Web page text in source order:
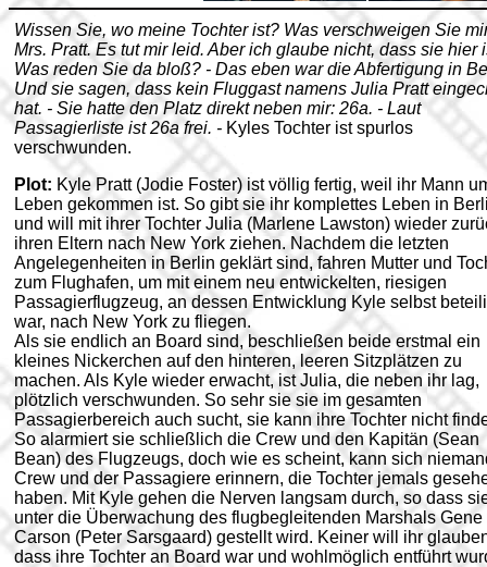
Wissen Sie, wo meine Tochter ist? Was verschweigen Sie
Mrs. Pratt. Es tut mir leid. Aber ich glaube nicht, dass sie hier
Was reden Sie da bloß? - Das eben war die Abfertigung in
Und sie sagen, dass kein Fluggast namens Julia Pratt
hat. - Sie hatte den Platz direkt neben mir: 26a. - Laut
Passagierliste ist 26a frei. - Kyles Tochter ist spurlos
verschwunden.
Plot: Kyle Pratt (Jodie Foster) ist völlig fertig, weil ihr Mann
Leben gekommen ist. So gibt sie ihr komplettes Leben in
und will mit ihrer Tochter Julia (Marlene Lawston) wieder
ihren Eltern nach New York ziehen. Nachdem die letzten
Angelegenheiten in Berlin geklärt sind, fahren Mutter und
zum Flughafen, um mit einem neu entwickelten, riesigen
Passagierflugzeug, an dessen Entwicklung Kyle selbst
war, nach New York zu fliegen.
Als sie endlich an Board sind, beschließen beide erstmal ein
kleines Nickerchen auf den hinteren, leeren Sitzplätzen zu
machen. Als Kyle wieder erwacht, ist Julia, die neben ihr lag,
plötzlich verschwunden. So sehr sie sie im gesamten
Passagierbereich auch sucht, sie kann ihre Tochter nicht
So alarmiert sie schließlich die Crew und den Kapitän (Sean
Bean) des Flugzeugs, doch wie es scheint, kann sich
Crew und der Passagiere erinnern, die Tochter jemals
haben. Mit Kyle gehen die Nerven langsam durch, so dass
unter die Überwachung des flugbegleitenden Marshals Gene
Carson (Peter Sarsgaard) gestellt wird. Keiner will ihr
dass ihre Tochter an Board war und wohlmöglich entführt